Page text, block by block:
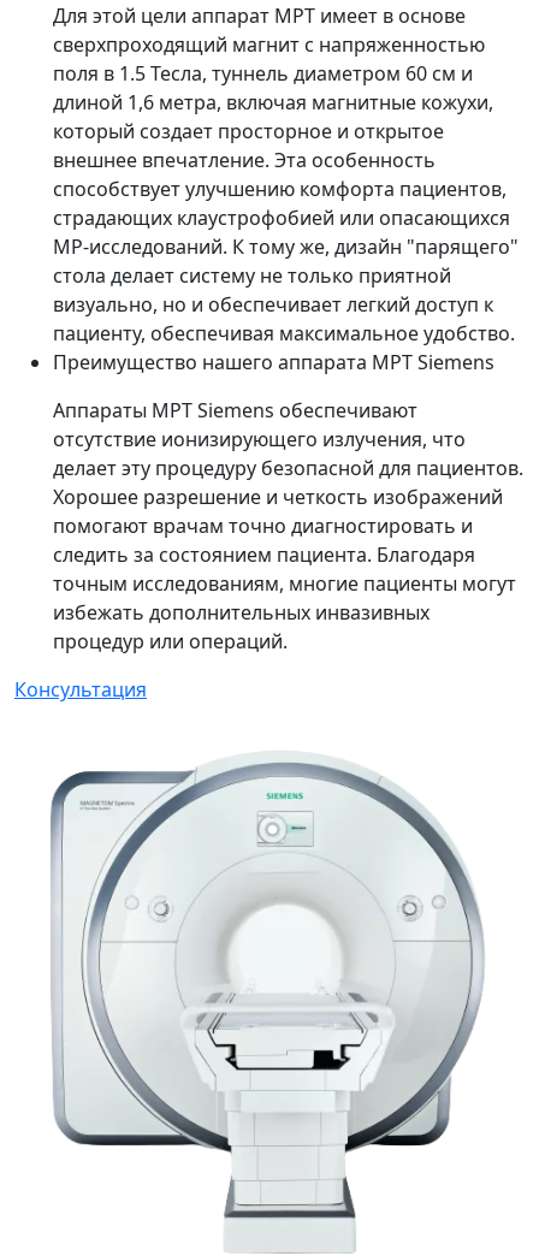
Для этой цели аппарат МРТ имеет в основе
сверхпроходящий магнит с напряженностью
поля в 1.5 Тесла, туннель диаметром 60 см и
длиной 1,6 метра, включая магнитные кожухи,
который создает просторное и открытое
внешнее впечатление. Эта особенность
способствует улучшению комфорта пациентов,
страдающих клаустрофобией или опасающихся
МР-исследований. К тому же, дизайн "парящего"
стола делает систему не только приятной
визуально, но и обеспечивает легкий доступ к
пациенту, обеспечивая максимальное удобство.
Преимущество нашего аппарата МРТ Siemens
Аппараты МРТ Siemens обеспечивают
отсутствие ионизирующего излучения, что
делает эту процедуру безопасной для пациентов.
Хорошее разрешение и четкость изображений
помогают врачам точно диагностировать и
следить за состоянием пациента. Благодаря
точным исследованиям, многие пациенты могут
избежать дополнительных инвазивных
процедур или операций.
Консультация